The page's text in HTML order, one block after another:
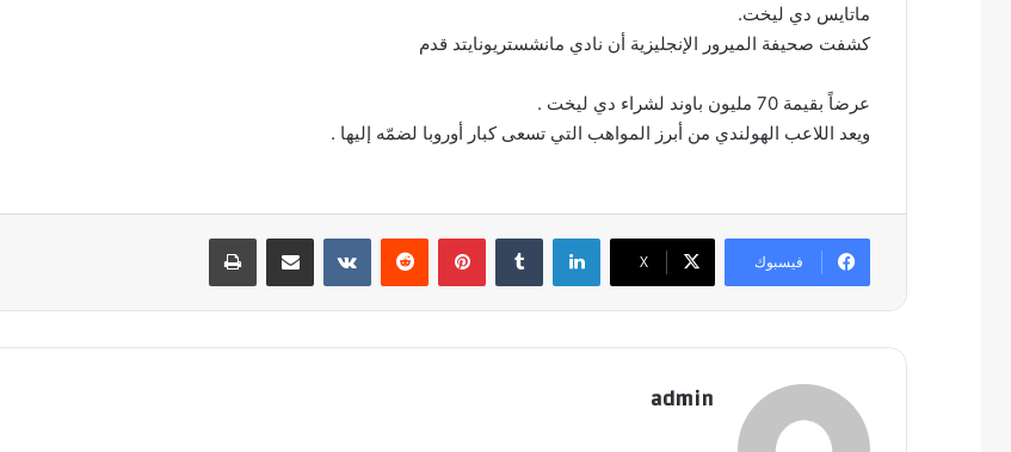
ماتايس دي ليخت.
كشفت صحيفة الميرور الإنجليزية أن نادي مانشستريونايتد قدم
عرضاً بقيمة 70 مليون باوند لشراء دي ليخت .
ويعد اللاعب الهولندي من أبرز المواهب التي تسعى كبار أوروبا لضمّه إليها .
فيسبوك ‫X
لينكدإن بينتيريست
admin